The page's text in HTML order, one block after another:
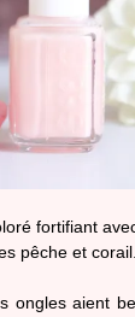
fortifiant
pêche et corail.
ongles aient